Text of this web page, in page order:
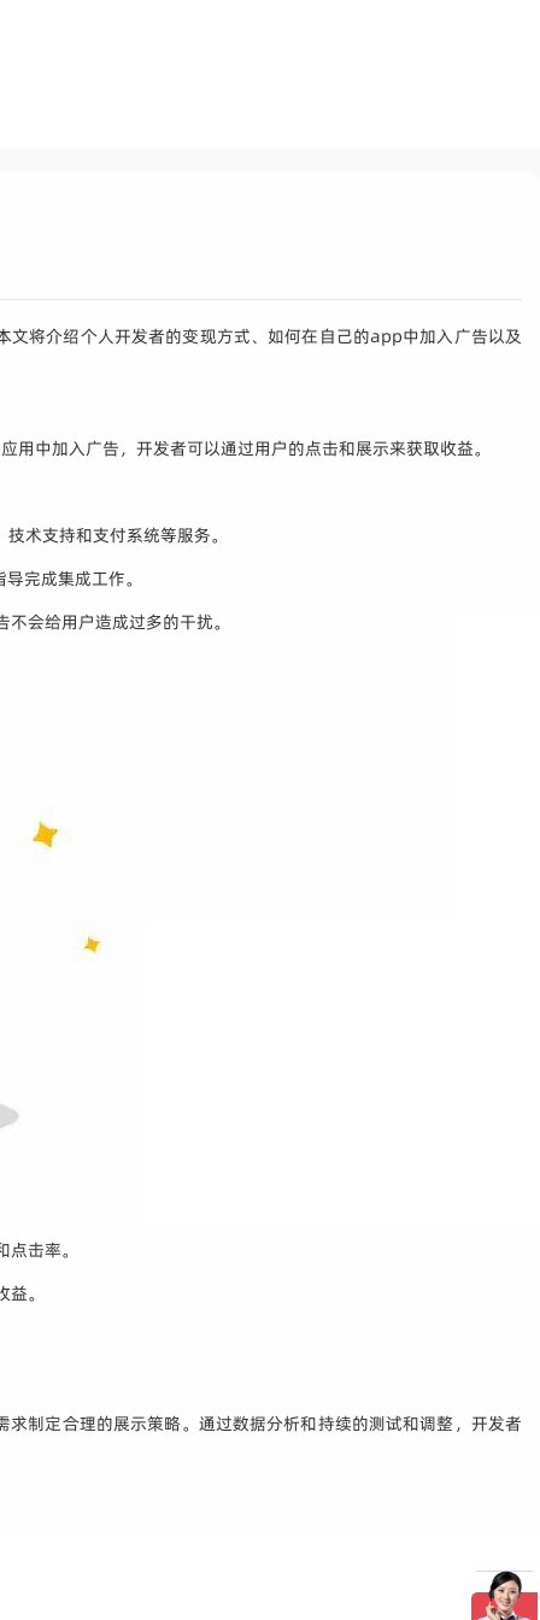
将介绍个人开发者的变现方式、如何在自己的app中加入广告以及
中加入广告，开发者可以通过用户的点击和展示来获取收益。
术支持和支付系统等服务。
完成集成工作。
会给用户造成过多的干扰。
击率。
。
制定合理的展示策略。通过数据分析和持续的测试和调整，开发者